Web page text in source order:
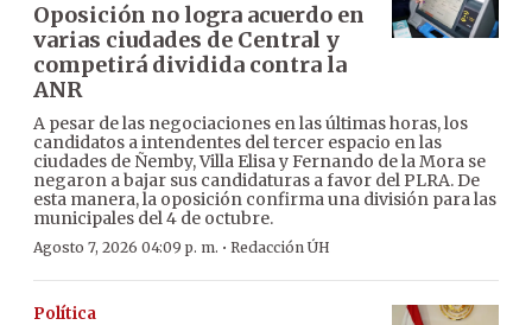
Oposición no logra acuerdo en
varias ciudades de Central y
competirá dividida contra la
ANR
A pesar de las negociaciones en las últimas horas, los
candidatos a intendentes del tercer espacio en las
ciudades de Ñemby, Villa Elisa y Fernando de la Mora se
negaron a bajar sus candidaturas a favor del PLRA. De
esta manera, la oposición confirma una división para las
municipales del 4 de octubre.
Agosto 7, 2026 04:09 p. m. · Redacción ÚH
Política